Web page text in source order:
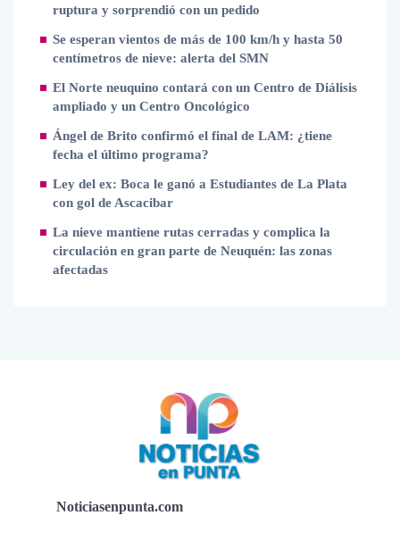
ruptura y sorprendió con un pedido
Se esperan vientos de más de 100 km/h y hasta 50
centímetros de nieve: alerta del SMN
El Norte neuquino contará con un Centro de Diálisis
ampliado y un Centro Oncológico
Ángel de Brito confirmó el final de LAM: ¿tiene
fecha el último programa?
Ley del ex: Boca le ganó a Estudiantes de La Plata
con gol de Ascacibar
La nieve mantiene rutas cerradas y complica la
circulación en gran parte de Neuquén: las zonas
afectadas
Noticiasenpunta.com